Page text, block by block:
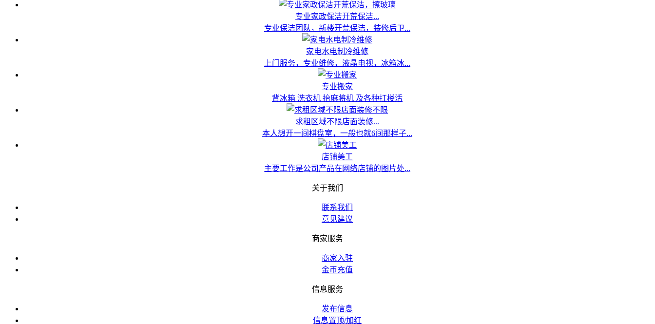
专业家政保洁开荒保洁...
专业保洁团队，新楼开荒保洁，装修后卫...
家电水电制冷维修
上门服务，专业维修，液晶电视，冰箱冰...
专业搬家
背冰箱 洗衣机 抬麻将机 及各种扛楼活
求租区域不限店面装修...
本人想开一间棋盘室，一般也就6间那样子...
店铺美工
主要工作是公司产品在网络店铺的图片处...
关于我们
联系我们
意见建议
商家服务
商家入驻
金币充值
信息服务
发布信息
信息置顶/加红